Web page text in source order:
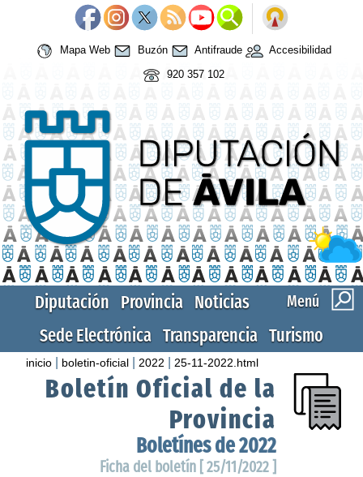
Mapa Web Buzón Antifraude
Accesibilidad
920 357 102
Menú
Diputación Provincia Noticias
Sede Electrónica Transparencia Turismo
inicio boletin-oficial 2022 25-11-2022.html
Boletín Oficial de la
Provincia
Boletínes de 2022
Ficha del boletín [ 25/11/2022 ]